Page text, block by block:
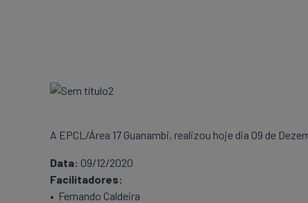
A EPCL/Área 17 Guanambi, realizou hoje dia 09 de
Data: 09/12/2020
Facilitadores:
• Fernando Caldeira